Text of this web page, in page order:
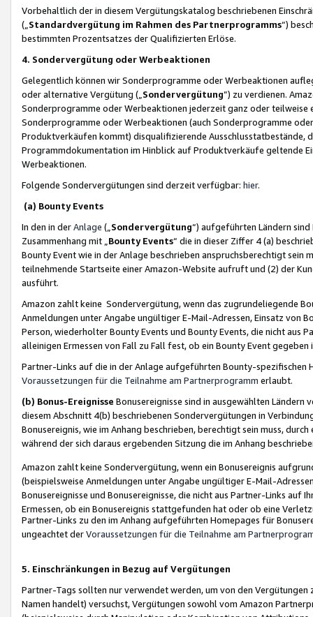
Vorbehaltlich der in diesem Vergütungskatalog beschriebenen
(„ Standardvergütung im Rahmen des Partnerprogramms“)
bestimmten Prozentsatzes der Qualifizierten Erlöse.
4. Sondervergütung oder Werbeaktionen
Gelegentlich können wir Sonderprogramme oder Werbeaktionen
oder alternative Vergütung („ Sondervergütung”) zu verdienen.
Sonderprogramme oder Werbeaktionen jederzeit ganz oder
Sonderprogramme oder Werbeaktionen (auch Sonderprogramme
Produktverkäufen kommt) disqualifizierende Ausschlusstatbestände,
Programmdokumentation im Hinblick auf Produktverkäufe geltende
Werbeaktionen.
Folgende Sondervergütungen sind derzeit verfügbar: hier.
(a) Bounty Events
In den in derAnlage („ Sondervergütung“) aufgeführten Ländern
Zusammenhang mit „ Bounty Events“ die in dieser Ziffer 4 (a)
Bounty Event wie in der Anlage beschrieben anspruchsberechtigt sein
teilnehmende Startseite einer Amazon-Website aufruft und (2) der
ausführt.
Amazon zahlt keine Sondervergütung, wenn das zugrundeliegende
Anmeldungen unter Angabe ungültiger E-Mail-Adressen, Einsatz von
Person, wiederholter Bounty Events und Bounty Events, die nicht
alleinigen Ermessen von Fall zu Fall fest, ob ein Bounty Event
Partner-Links auf die in der Anlage aufgeführten Bounty-spezifischen
Voraussetzungen für die Teilnahme am Partnerprogramm erlaubt.
(b) Bonus-Ereignisse Bonusereignisse sind in ausgewählten Ländern
diesem Abschnitt 4(b) beschriebenen Sondervergütungen in
Bonusereignis, wie im Anhang beschrieben, berechtigt sein muss,
während der sich daraus ergebenden Sitzung die im Anhang
Amazon zahlt keine Sondervergütung, wenn ein Bonusereignis
(beispielsweise Anmeldungen unter Angabe ungültiger E-Mail-
Bonusereignisse und Bonusereignisse, die nicht aus Partner-Links auf
Ermessen, ob ein Bonusereignis stattgefunden hat oder ob eine
Partner-Links zu den im Anhang aufgeführten Homepages für
ungeachtet derVoraussetzungen für die Teilnahme am
5. Einschränkungen in Bezug auf Vergütungen
Partner-Tags sollten nur verwendet werden, um von den
Namen handelt) versuchst, Vergütungen sowohl vom Amazon